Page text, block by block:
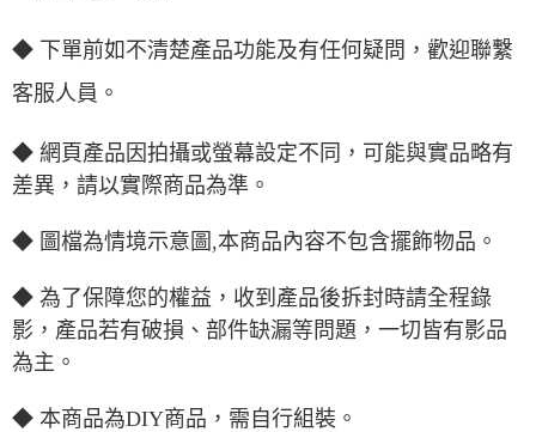
◆ 下單前如不清楚產品功能及有任何疑問，歡迎聯繫
客服人員。
◆ 網頁產品因拍攝或螢幕設定不同，可能與實品略有
差異，請以實際商品為準。
◆ 圖檔為情境示意圖,本商品內容不包含擺飾物品。
◆ 為了保障您的權益，收到產品後拆封時請全程錄
影，產品若有破損、部件缺漏等問題，一切皆有影品
為主。
◆ 本商品為DIY商品，需自行組裝。